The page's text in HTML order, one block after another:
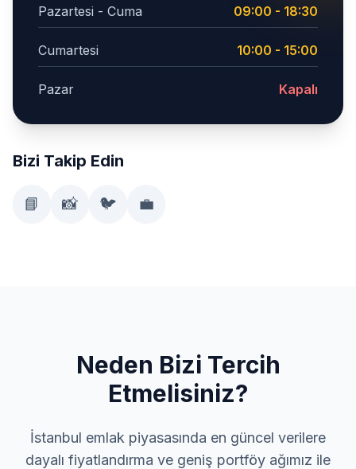
Pazartesi - Cuma 09:00 - 18:30
Cumartesi 10:00 - 15:00
Pazar Kapalı
Bizi Takip Edin
📘 📸 🐦 💼
Neden Bizi Tercih
Etmelisiniz?
İstanbul emlak piyasasında en güncel verilere
dayalı fiyatlandırma ve geniş portföy ağımız ile